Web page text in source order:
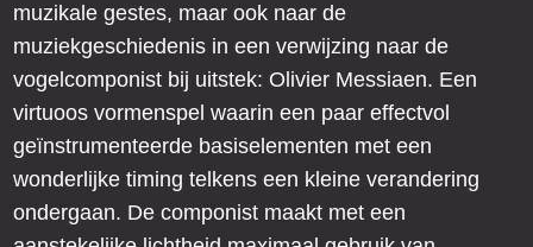
muzikale gestes, maar ook naar de
muziekgeschiedenis in een verwijzing naar de
vogelcomponist bij uitstek: Olivier Messiaen. Een
virtuoos vormenspel waarin een paar effectvol
geïnstrumenteerde basiselementen met een
wonderlijke timing telkens een kleine verandering
ondergaan. De componist maakt met een